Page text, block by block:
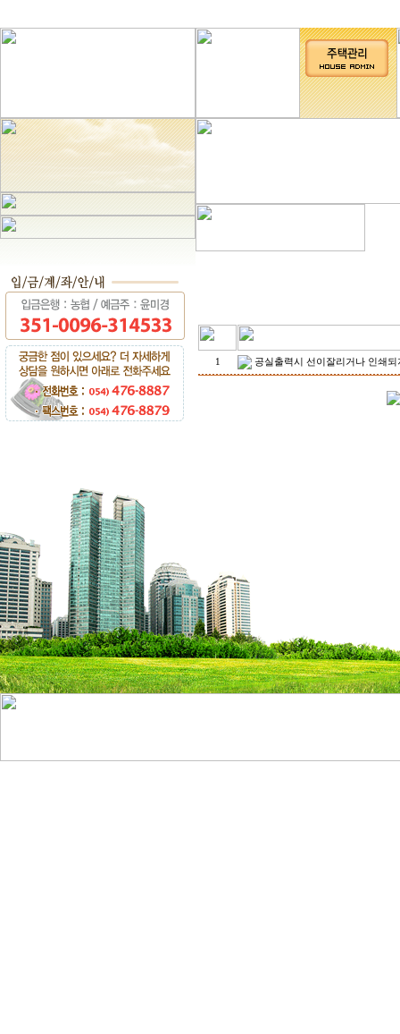
1 공실출력시 선이잘리거나 인쇄되